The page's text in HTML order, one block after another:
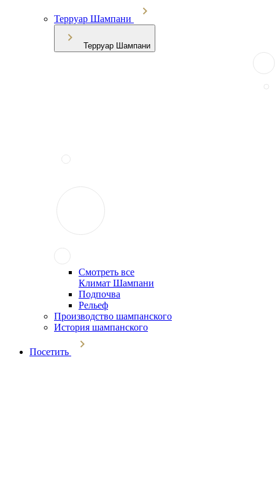
Терруар Шампани
Терруар Шампани
Смотреть все
Климат Шампани
Подпочва
Рельеф
Производство шампанского
История шампанского
Посетить